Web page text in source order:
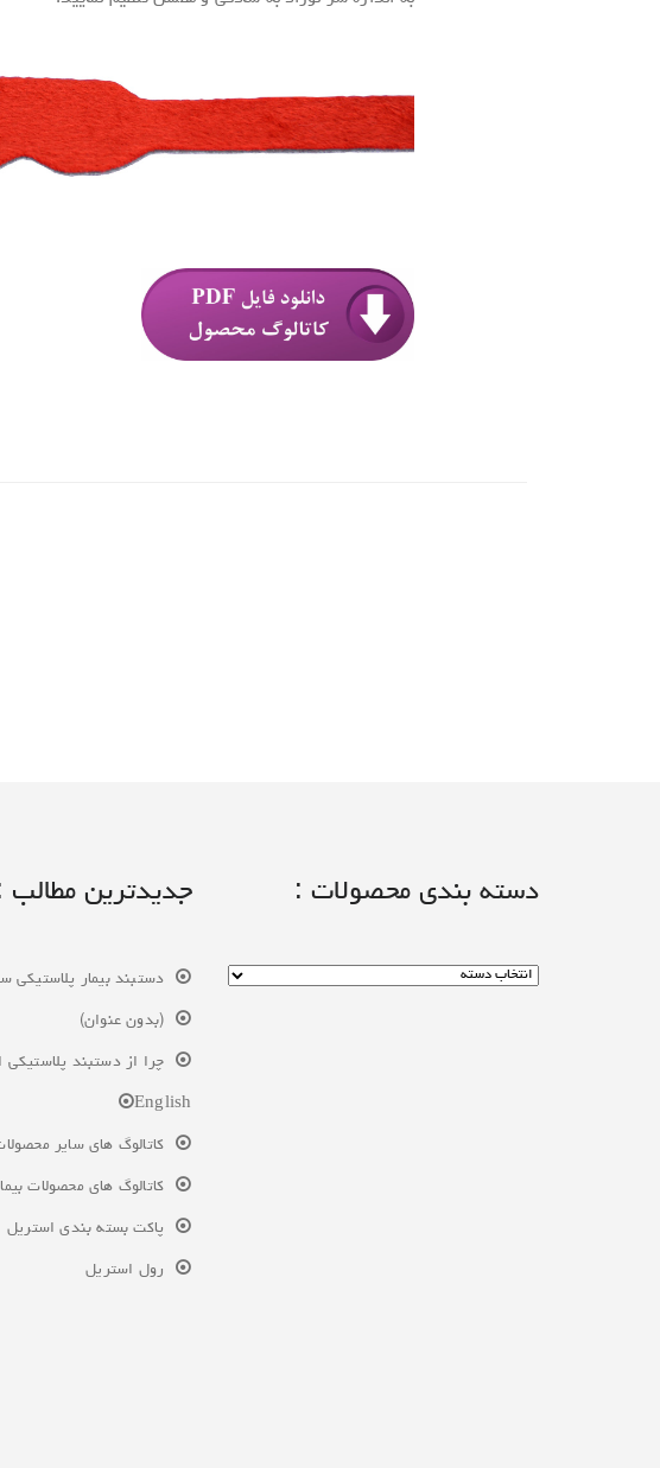
دسته بندی محصولات : جدیدترین مطالب
دستبند بیمار پلاستیکی
(بدون عنوان)
چرا از دستبند پلاستیکی
English
کاتالوگ های سایر
کاتالوگ های محصولات
پاکت بسته بندی استریل
رول استریل